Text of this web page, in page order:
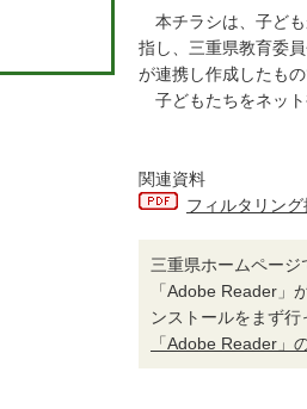
本チラシは、子ども
指し、三重県教育委
が連携し作成したもの
子どもたちをネット
関連資料
フィルタリン
三重県ホームペー
「Adobe Reader」
ンストールをまず行
「Adobe Reader」